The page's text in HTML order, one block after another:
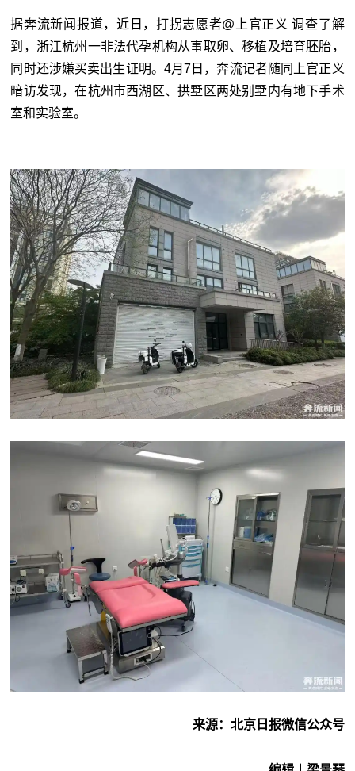
据奔流新闻报道，近日，打拐志愿者@上官正义 调查了解
到，浙江杭州一非法代孕机构从事取卵、移植及培育胚胎，
同时还涉嫌买卖出生证明。4月7日，奔流记者随同上官正义
暗访发现，在杭州市西湖区、拱墅区两处别墅内有地下手术
室和实验室。
来源：北京日报微信公众号